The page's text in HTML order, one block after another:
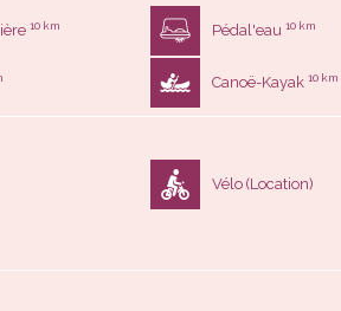
10 km Pédal'eau 10 km
Canoë-Kayak 10 km
Vélo (Location)